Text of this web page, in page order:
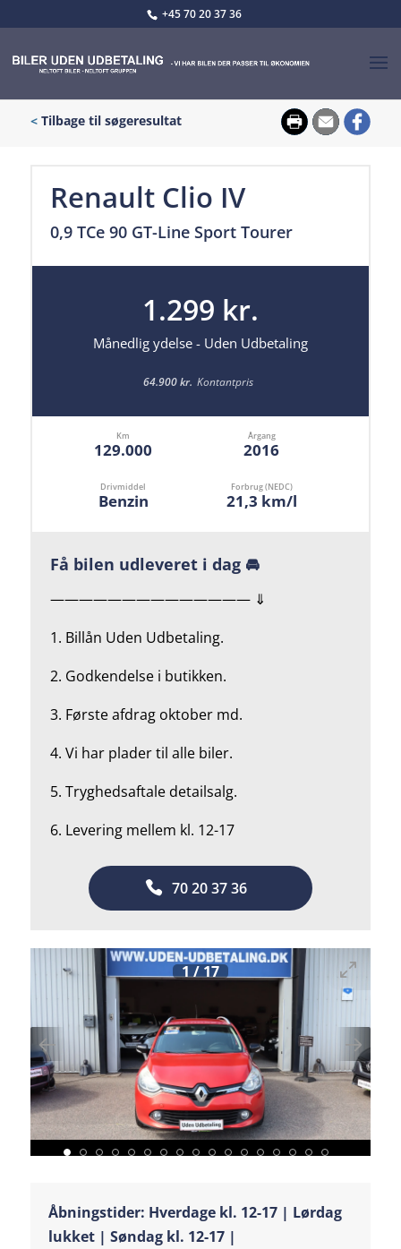
+45 70 20 37 36
< Tilbage til søgeresultat
1/17
Åbningstider: Hverdage kl. 12-17 | Lørdag
lukket | Søndag kl. 12-17 |
Renault Clio IV
0,9 TCe 90 GT-Line Sport Tourer
1.299 kr.
Månedlig ydelse - Uden Udbetaling
64.900 kr. Kontantpris
Km
129.000
Årgang
2016
Drivmiddel
Benzin
Forbrug (NEDC)
21,3 km/l
Få bilen udleveret i dag 🚘
—————————————— ⇓
1. Billån Uden Udbetaling.
2. Godkendelse i butikken.
3. Første afdrag oktober md.
4. Vi har plader til alle biler.
5. Tryghedsaftale detailsalg.
6. Levering mellem kl. 12-17
70 20 37 36